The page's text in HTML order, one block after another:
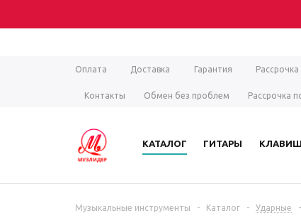
Оплата Доставка Гарантия Рассрочка
Контакты Обмен без проблем Рассрочка
КАТАЛОГ ГИТАРЫ
Музыкальные инструменты - Каталог - Ударные -